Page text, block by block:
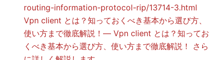
routing-information-protocol-rip/13714-3.html
Vpn client とは？知っておくべき基本から選び方、
使い方まで徹底解説！— Vpn client とは？知ってお
くべき基本から選び方、使い方まで徹底解説！ さら